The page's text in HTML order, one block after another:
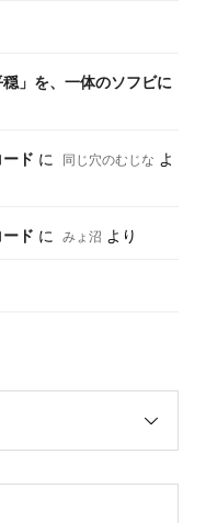
」を、一体のソフビに
ド に 同じ穴のむじな よ
ド に みょ沼 より